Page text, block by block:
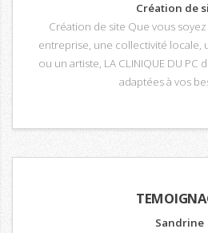
Création de
Création de site Que vous
entreprise, une collectivité locale,
ou un artiste, LA CLINIQUE DU
adaptées à vos
Sandrine